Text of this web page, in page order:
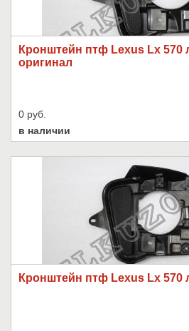
Кронштейн птф Lexus Lx
оригинал
0 руб.
в наличии
Кронштейн птф Lexus Lx